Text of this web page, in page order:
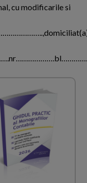
cu modificarile si